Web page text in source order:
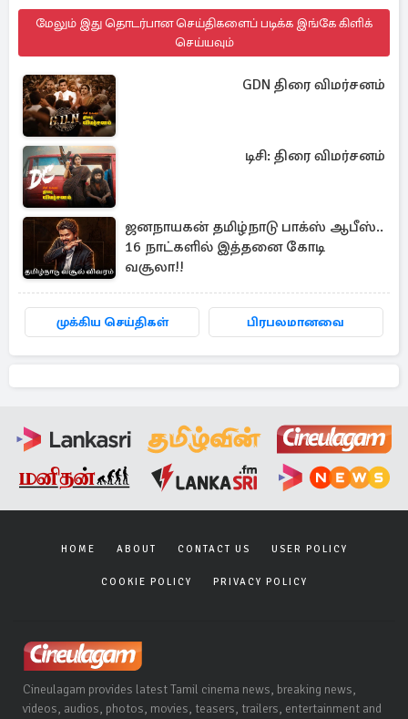
மேலும் இது தொடர்பான செய்திகளைப் படிக்க இங்கே கிளிக்
செய்யவும்
GDN திரை விமர்சனம்
டிசி: திரை விமர்சனம்
ஜனநாயகன் தமிழ்நாடு பாக்ஸ் ஆபீஸ்..
16 நாட்களில் இத்தனை கோடி
வசூலா!!
முக்கிய செய்திகள் பிரபலமானவை
HOME ABOUT CONTACT US USER POLICY
COOKIE POLICY PRIVACY POLICY
Cineulagam provides latest Tamil cinema news, breaking news,
videos, audios, photos, movies, teasers, trailers, entertainment and